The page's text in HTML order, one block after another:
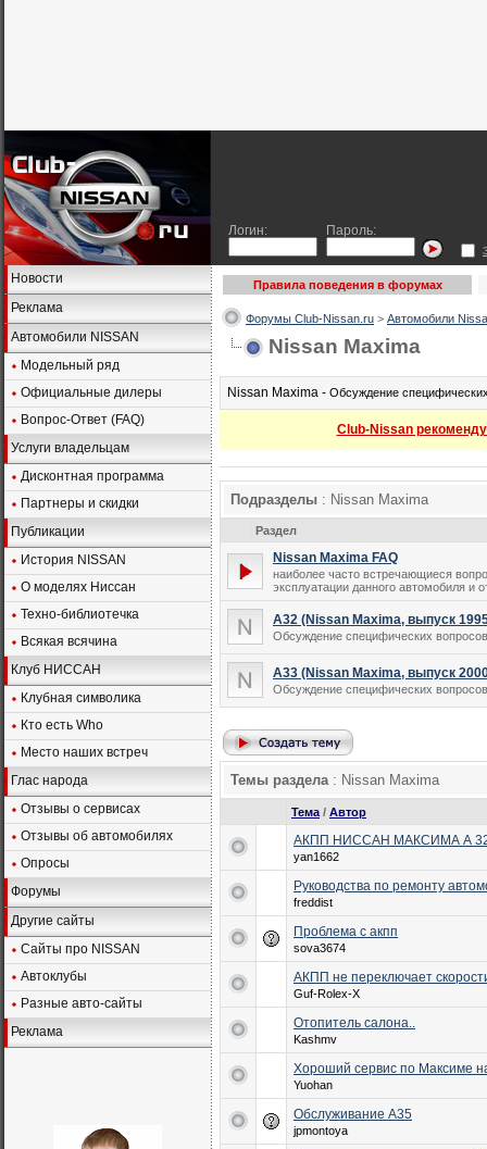
Логин: Пароль:
Новости
Реклама
Автомобили NISSAN
Модельный ряд
Официальные дилеры
Вопрос-Ответ (FAQ)
Услуги владельцам
Дисконтная программа
Партнеры и скидки
Публикации
История NISSAN
О моделях Ниссан
Техно-библиотечка
Всякая всячина
Клуб НИССАН
Клубная символика
Кто есть Who
Место наших встреч
Глас народа
Отзывы о сервисах
Отзывы об автомобилях
Опросы
Форумы
Другие сайты
Сайты про NISSAN
Автоклубы
Разные авто-сайты
Реклама
Правила поведения в форумах
Форумы Club-Nissan.ru > Автомобили
Nissan Maxima
Nissan Maxima - Обсуждение
Club-Nissan
Подразделы : Nissan Maxima
Раздел
Nissan Maxima FAQ
наиболее часто встречающиеся
эксплуатации данного автомобиля и
A32 (Nissan Maxima, выпуск
Обсуждение специфических
A33 (Nissan Maxima, выпуск
Обсуждение специфических
Темы раздела: Nissan Maxima
Тема / Автор
АКПП НИССАН МАКСИМА А
yan1662
Руководства по ремонту
freddist
Проблема с акпп
sova3674
АКПП не переключает
Guf-Rolex-X
Отопитель салона..
Kashmv
Хороший сервис по Максиме
Yuohan
Обслуживание А35
jpmontoya